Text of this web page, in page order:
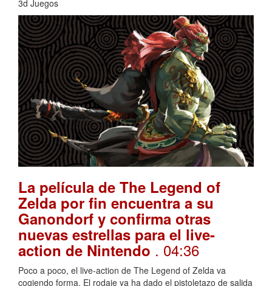
3d Juegos
La película de The Legend of
Zelda por fin encuentra a su
Ganondorf y confirma otras
nuevas estrellas para el live-
action de Nintendo . 04:36
Poco a poco, el live-action de The Legend of Zelda va
cogiendo forma. El rodaje ya ha dado el pistoletazo de salida